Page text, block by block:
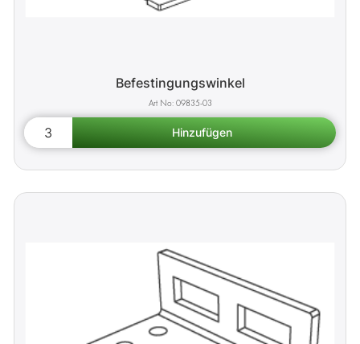
Befestingungswinkel
09835-03